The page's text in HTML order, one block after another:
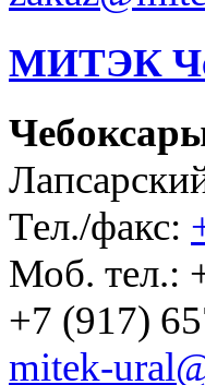
МИТЭК
Тел./факс:
Моб. тел.:
+7 (917)
mitek-